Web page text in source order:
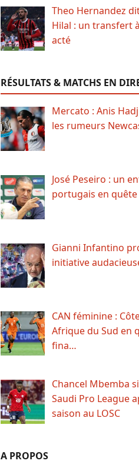
Theo Hernandez
Hilal : un transfert
acté
RÉSULTATS & MATCHS EN
Mercato : Anis
les rumeurs
José Peseiro : un
portugais en quête
Gianni Infantino
initiative
CAN féminine :
Afrique du Sud en
fina…
Chancel Mbemba
Saudi Pro League
saison au LOSC
A PROPOS